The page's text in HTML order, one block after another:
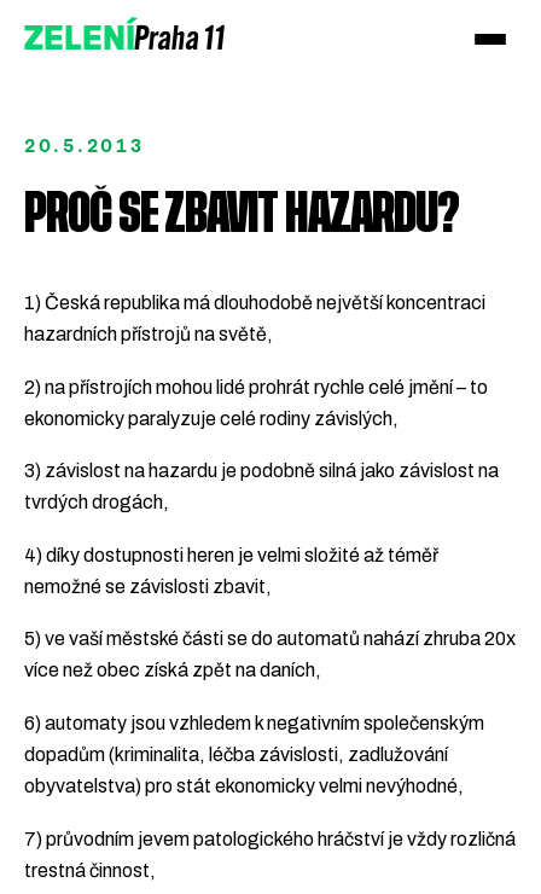
ZELENÍPraha 11
Přidejte se
20.5.2013
PROČ SE ZBAVIT HAZARDU?
1) Česká republika má dlouhodobě největší koncentraci
hazardních přístrojů na světě,
2) na přístrojích mohou lidé prohrát rychle celé jmění – to
ekonomicky paralyzuje celé rodiny závislých,
3) závislost na hazardu je podobně silná jako závislost na
tvrdých drogách,
4) díky dostupnosti heren je velmi složité až téměř
nemožné se závislosti zbavit,
5) ve vaší městské části se do automatů nahází zhruba 20x
více než obec získá zpět na daních,
6) automaty jsou vzhledem k negativním společenským
dopadům (kriminalita, léčba závislosti, zadlužování
obyvatelstva) pro stát ekonomicky velmi nevýhodné,
7) průvodním jevem patologického hráčství je vždy rozličná
trestná činnost,